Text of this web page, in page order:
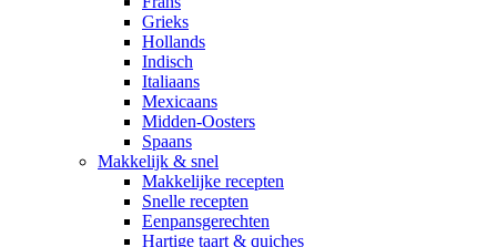
Grieks
Hollands
Indisch
Italiaans
Mexicaans
Midden-Oosters
Spaans
Makkelijk & snel
Makkelijke recepten
Snelle recepten
Eenpansgerechten
Hartige taart & quiches